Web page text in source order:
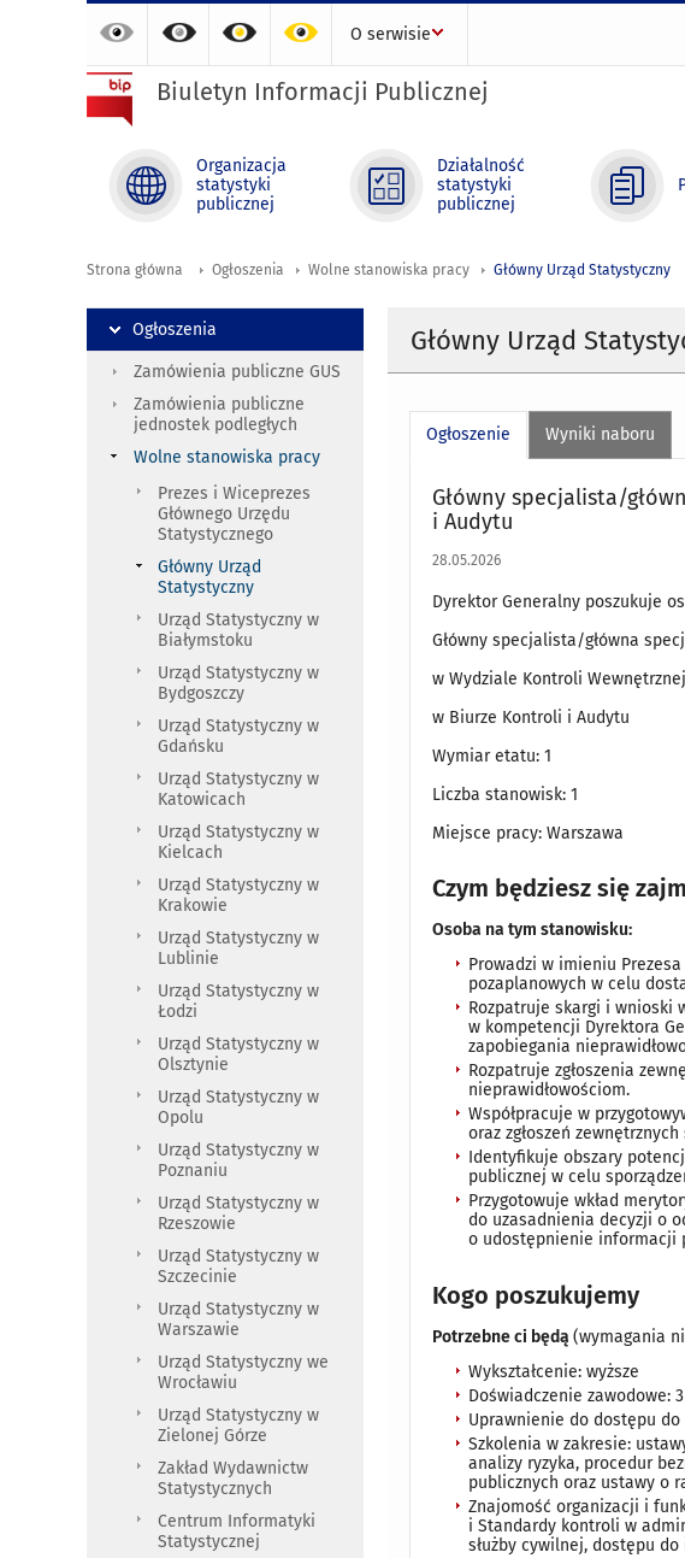
O serwisie
Biuletyn Informacji Publicznej
Organizacja
statystyki
publicznej
Działalność
statystyki
publicznej
Strona główna Ogłoszenia Wolne stanowiska pracy Główny Urząd Statystyczny
Główny Urząd
Ogłoszenie Wyniki naboru
Główny specjalista/
i Audytu
28.05.2026
Dyrektor Generalny poszukuje
Główny specjalista/główna
w Wydziale Kontroli
w Biurze Kontroli i Audytu
Wymiar etatu: 1
Liczba stanowisk: 1
Miejsce pracy: Warszawa
Czym będziesz się
Osoba na tym stanowisku:
Prowadzi w imieniu
pozaplanowych w celu
Rozpatruje skargi i wnioski
w kompetencji Dyrektora
zapobiegania
Rozpatruje zgłoszenia
nieprawidłowościom.
Współpracuje w
oraz zgłoszeń
Identyfikuje obszary
publicznej w celu
Przygotowuje wkład
do uzasadnienia decyzji o
o udostępnienie informacji
Kogo poszukujemy
Potrzebne ci będą(wymagania
Wykształcenie: wyższe
Doświadczenie
Uprawnienie do dostępu
Szkolenia w zakresie:
analizy ryzyka, procedur
publicznych oraz ustawy o
Znajomość organizacji i
i Standardy kontroli w
służby cywilnej, dostępu
Ogłoszenia
Zamówienia publiczne GUS
Zamówienia publiczne
jednostek podległych
Wolne stanowiska pracy
Prezes i Wiceprezes
Głównego Urzędu
Statystycznego
Główny Urząd
Statystyczny
Urząd Statystyczny w
Białymstoku
Urząd Statystyczny w
Bydgoszczy
Urząd Statystyczny w
Gdańsku
Urząd Statystyczny w
Katowicach
Urząd Statystyczny w
Kielcach
Urząd Statystyczny w
Krakowie
Urząd Statystyczny w
Lublinie
Urząd Statystyczny w
Łodzi
Urząd Statystyczny w
Olsztynie
Urząd Statystyczny w
Opolu
Urząd Statystyczny w
Poznaniu
Urząd Statystyczny w
Rzeszowie
Urząd Statystyczny w
Szczecinie
Urząd Statystyczny w
Warszawie
Urząd Statystyczny we
Wrocławiu
Urząd Statystyczny w
Zielonej Górze
Zakład Wydawnictw
Statystycznych
Centrum Informatyki
Statystycznej